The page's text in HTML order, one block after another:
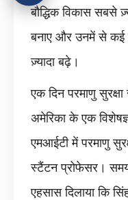
बौद्धिक विकास सबसे
बनाए और उनमें से कई
ज़्यादा बढ़े।
एक दिन परमाणु
अमेरिका के एक
एमआईटी में परमाणु
स्टैंटन प्रोफेसर।
एहसास दिलाया कि